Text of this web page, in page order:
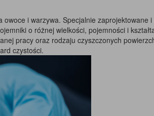
i warzywa. Specjalnie zaprojektowane
o różnej wielkości, pojemności i
pracy oraz rodzaju czyszczonych
czystości.